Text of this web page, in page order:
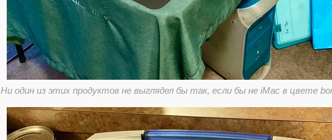
Ни один из этих продуктов не выглядел бы так, если бы не iMac в цвете